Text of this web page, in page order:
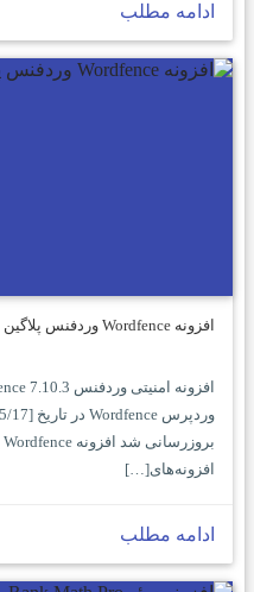
ادامه مطلب
افزونه Wordfence وردفنس پلاگین امنیت وردپرس نسخه ۷.۱۰.۳
افزونه‌های[…]
ادامه مطلب